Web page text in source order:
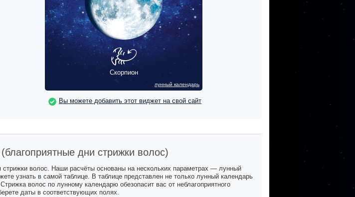
Скорпион
лунный календарь
Вы можете добавить этот виджет на свой сайт
дни стрижки волос)
волос. Наши расчёты основаны на нескольких параметрах — лунный
узнать в самой таблице. В таблице представлен не только лунный календарь
волос по лунному календарю обезопасит вас от неблагоприятного
даты в соответствующих полях.